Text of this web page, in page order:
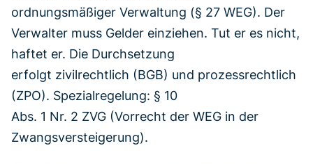
ordnungsmäßiger Verwaltung (§ 27 WEG). Der
Verwalter muss Gelder einziehen. Tut er es nicht,
haftet er. Die Durchsetzung
erfolgt zivilrechtlich (BGB) und prozessrechtlich
(ZPO). Spezialregelung: § 10
Abs. 1 Nr. 2 ZVG (Vorrecht der WEG in der
Zwangsversteigerung).